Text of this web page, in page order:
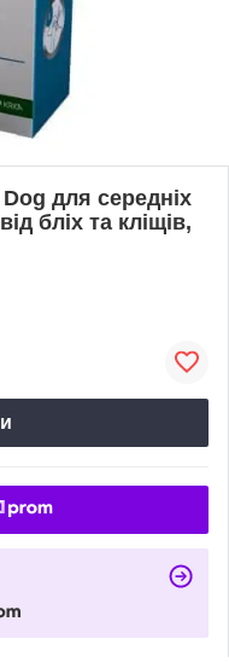
для середніх
бліх та кліщів,